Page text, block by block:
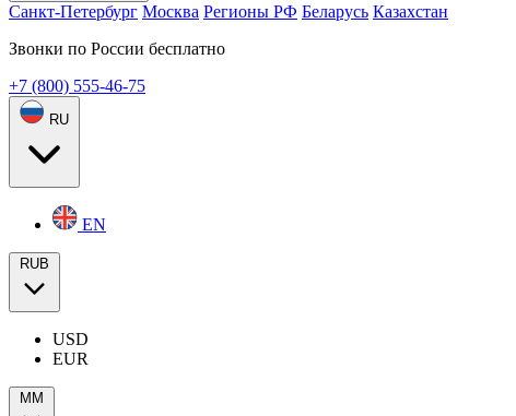
Санкт-Петербург Москва Регионы РФ Беларусь Казахстан
Звонки по России бесплатно
+7 (800) 555-46-75
RU
EN
RUB
USD
EUR
ММ